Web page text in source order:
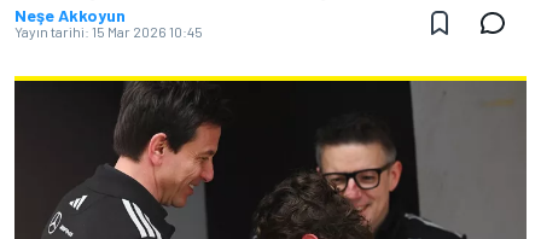
Neşe Akkoyun
Yayın tarihi: 15 Mar 2026 10:45